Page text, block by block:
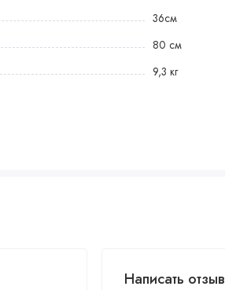
36см
80 см
9,3 кг
Написать отзыв